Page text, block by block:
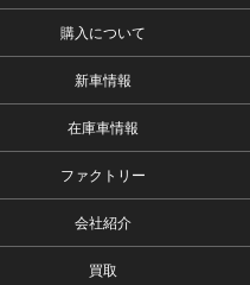
購入について
新車情報
在庫車情報
ファクトリー
会社紹介
買取